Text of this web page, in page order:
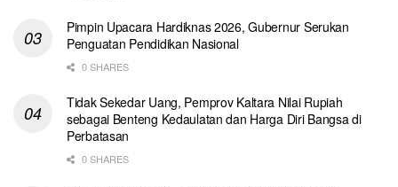
Pimpin Upacara Hardiknas 2026, Gubernur Serukan
Penguatan Pendidikan Nasional
0 SHARES
Tidak Sekedar Uang, Pemprov Kaltara Nilai Rupiah
sebagai Benteng Kedaulatan dan Harga Diri Bangsa di
Perbatasan
0 SHARES